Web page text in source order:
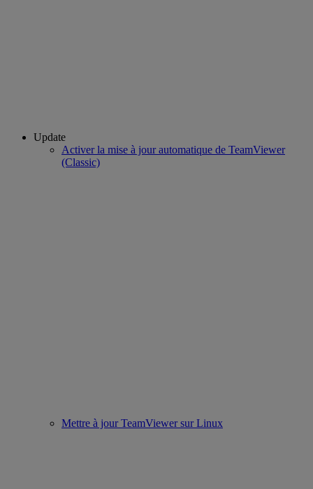
Update
Activer la mise à jour automatique de TeamViewer
(Classic)
Mettre à jour TeamViewer sur Linux